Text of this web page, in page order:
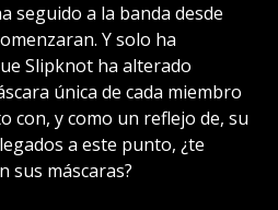
seguido a la banda desde
Y solo ha
Slipknot ha alterado
única de cada miembro
con, y como un reflejo de, su
a este punto, ¿te
sus máscaras?